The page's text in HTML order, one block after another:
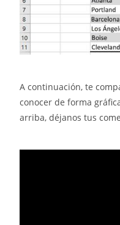
A continuación, te
conocer de forma
arriba, déjanos tus